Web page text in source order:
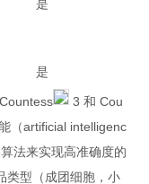
是
是
Countess
3 和 Cou
（artificial intelligenc
法来实现高准确度的
型（成团细胞，小